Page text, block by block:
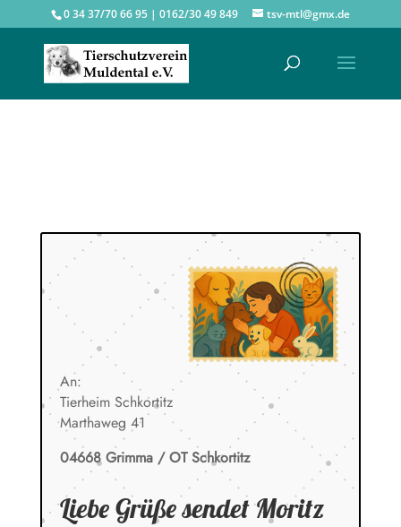
0 34 37/70 66 95 | 0162/30 49 849 tsv-mtl@gmx.de
An:
Tierheim Schkortitz
Marthaweg 41
04668 Grimma / OT Schkortitz
Liebe Grüße sendet Moritz